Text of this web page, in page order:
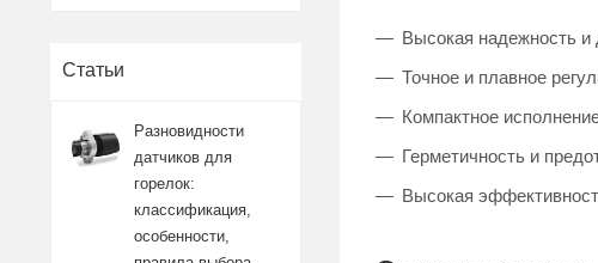
Высокая надежность и
Точное и плавное
Компактное
Герметичность и
Высокая
Статьи
Разновидности
датчиков для
горелок:
классификация,
особенности,